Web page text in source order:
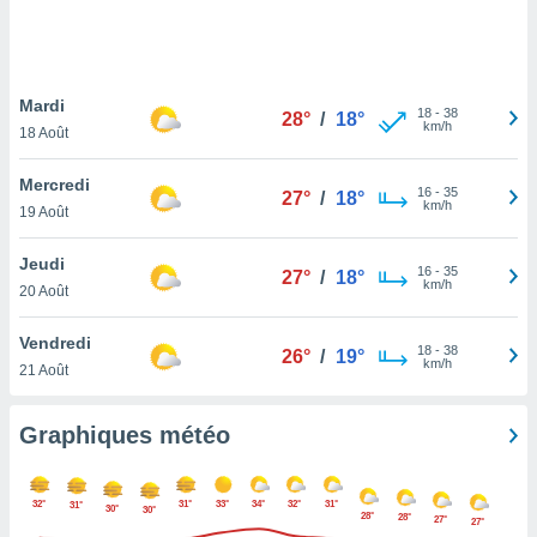
pas
de
à
cas,
que
sur le
que
ne
Mardi
18 Août
28° / 18° 18- 38
km/h
Mercredi
19 Août
27° / 18° 16- 35
km/h
Jeudi
20 Août
27° / 18° 16- 35
km/h
Vendredi
21 Août
26° / 19° 18- 38
km/h
Graphiques météo
32° 31° 30° 30°
31° 33° 34° 32°
31°
28°
28° 27° 27°